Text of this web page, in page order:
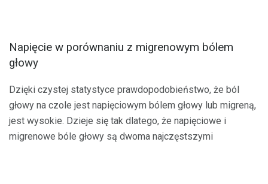
Napięcie w porównaniu z migrenowym bólem
głowy
Dzięki czystej statystyce prawdopodobieństwo, że ból
głowy na czole jest napięciowym bólem głowy lub migreną,
jest wysokie. Dzieje się tak dlatego, że napięciowe i
migrenowe bóle głowy są dwoma najczęstszymi